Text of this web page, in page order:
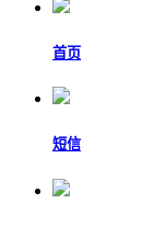
首页
短信